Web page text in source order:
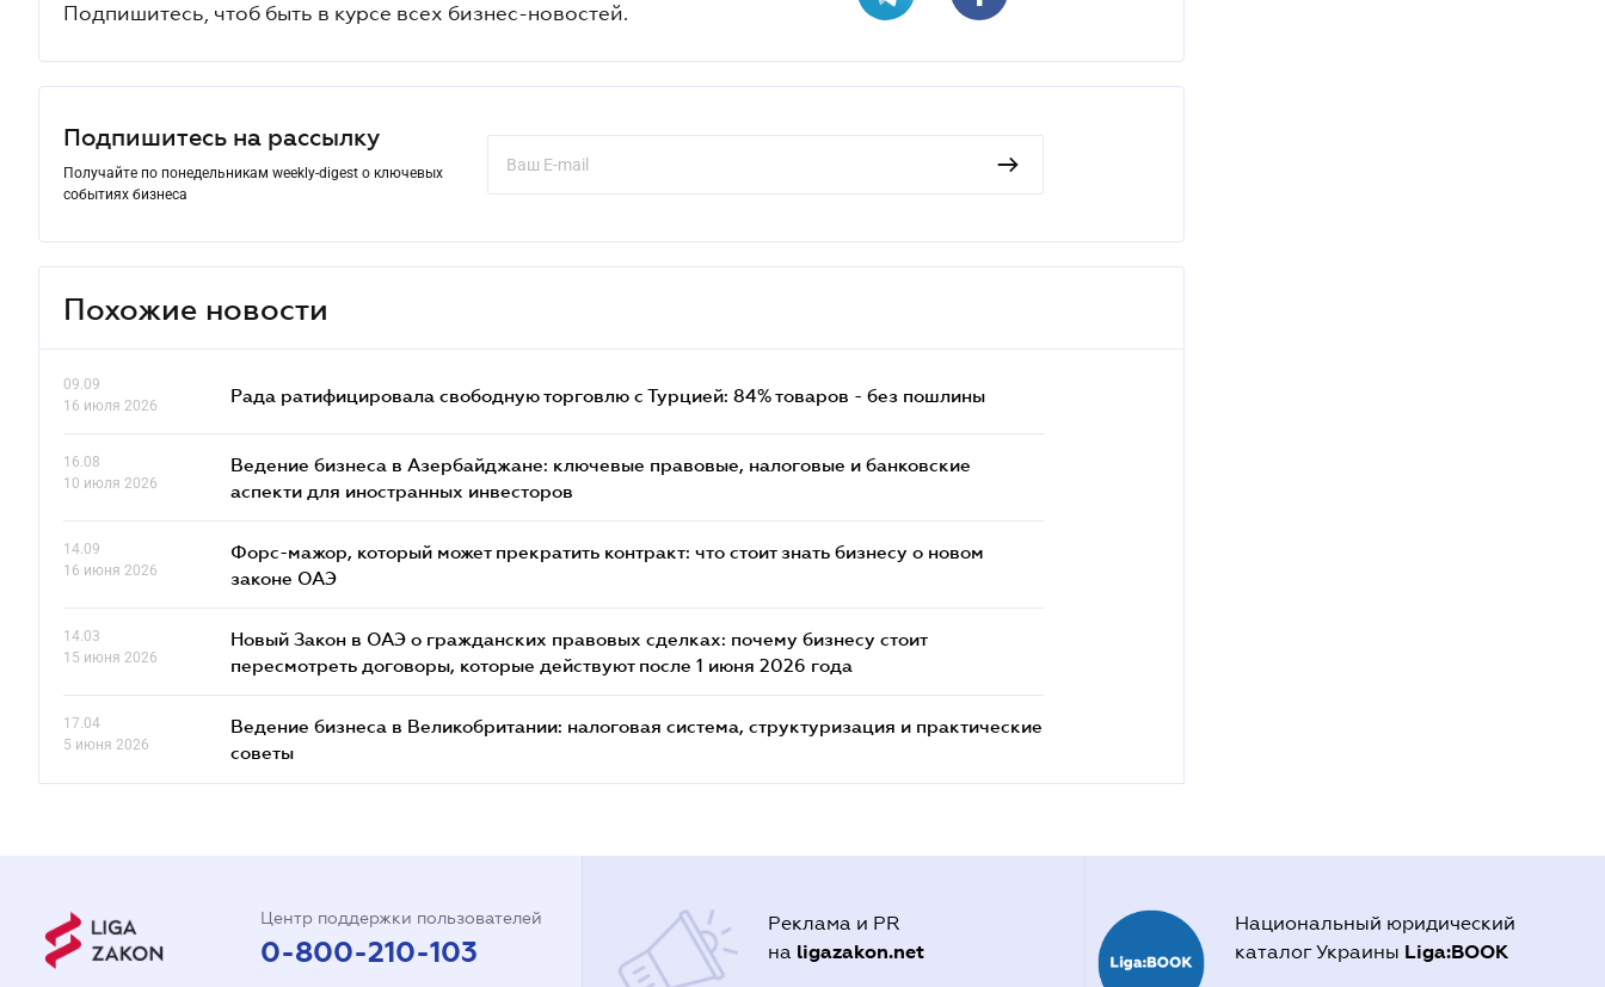
Подпишитесь, чтоб быть в курсе всех бизнес-новостей.
Подпишитесь на рассылку
Получайте по понедельникам weekly-digest о ключевых
событиях бизнеса
Похожие новости
09.09
16 июля 2026
Рада ратифицировала свободную торговлю с Турцией: 84% товаров - без пошлины
16.08
10 июля 2026
Ведение бизнеса в Азербайджане: ключевые правовые, налоговые и банковские
аcпекти для иностранных инвесторов
14.09
16 июня 2026
Форс-мажор, который может прекратить контракт: что стоит знать бизнесу о новом
законе ОАЭ
14.03
15 июня 2026
Новый Закон в ОАЭ о гражданских правовых сделках: почему бизнесу стоит
пересмотреть договоры, которые действуют после 1 июня 2026 года
17.04
5 июня 2026
Ведение бизнеса в Великобритании: налоговая система, структуризация и практические
советы
Центр поддержки пользователей
0-800-210-103
Реклама и PR
на ligazakon.net
Национальный юридический
каталог Украины Liga:BOOK